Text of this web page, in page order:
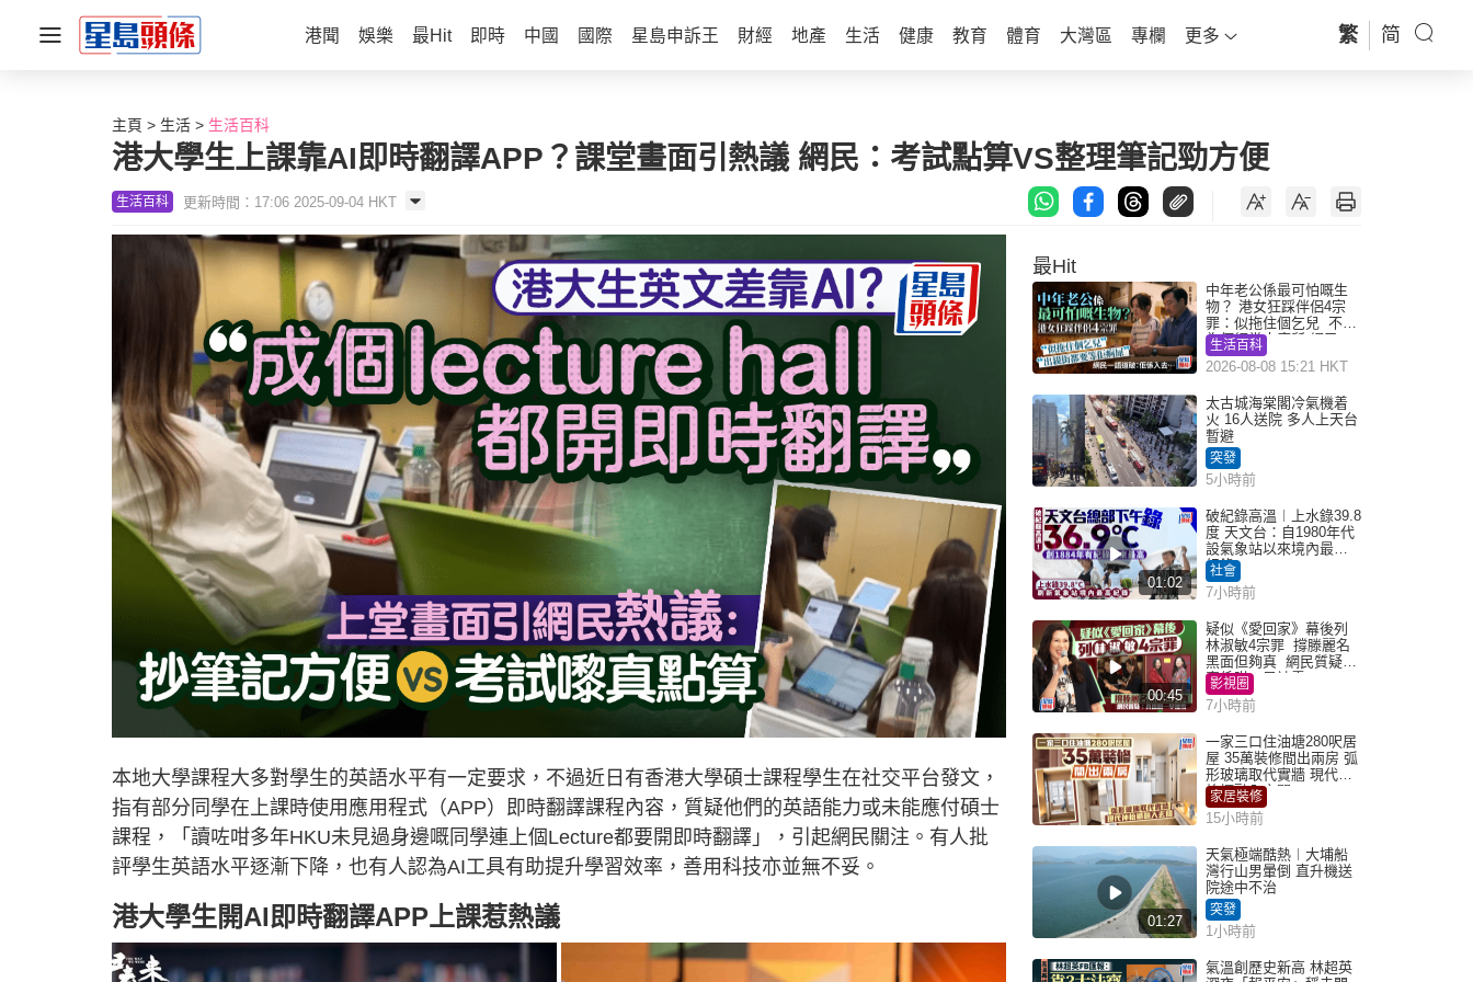
港聞 娛樂 最Hit 即時 中國 國際 星島申訴王 財經 地產 生活 健康 教育 體育 大灣區 專欄 更多 繁 简
主頁 生活 生活百科
港大學生上課靠AI即時翻譯APP？課堂畫面引熱議 網民：考試點算VS整理筆記勁方便
生活百科 更新時間：17:06 2025-09-04 HKT
本地大學課程大多對學生的英語水平有一定要求，不過近日有香港大學碩士課程學生在社交平台發文，
指有部分同學在上課時使用應用程式（APP）即時翻譯課程內容，質疑他們的英語能力或未能應付碩士
課程，「讀咗咁多年HKU未見過身邊嘅同學連上個Lecture都要開即時翻譯」，引起網民關注。有人批
評學生英語水平逐漸下降，也有人認為AI工具有助提升學習效率，善用科技亦並無不妥。
港大學生開AI即時翻譯APP上課惹熱議
最Hit
中年老公係最可怕嘅生
物？ 港女狂踩伴侶4宗
罪：似拖住個乞兒 不解
為何經常去廁所 網民一
語道破
生活百科
2026-08-08 15:21 HKT
太古城海棠閣冷氣機着
火 16人送院 多人上天台
暫避
突發
5小時前
01:02
破紀錄高溫︱上水錄39.8
度 天文台：自1980年代
設氣象站以來境內最高
紀錄
社會
7小時前
00:45
疑似《愛回家》幕後列
林淑敏4宗罪 撐滕麗名
黑面但夠真 網民質疑：
真係咁一早被雪
影視圈
7小時前
一家三口住油塘280呎居
屋 35萬裝修間出兩房 弧
形玻璃取代實牆 現代神
枱櫃融入玄關
家居裝修
15小時前
01:27
天氣極端酷熱︱大埔船
灣行山男暈倒 直升機送
院途中不治
突發
1小時前
氣溫創歷史新高 林超英